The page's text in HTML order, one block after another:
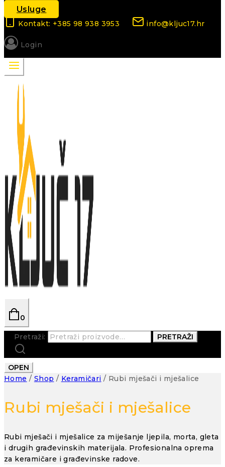
Usluge
Kontakt: +385 98 938 3953 info@kljuc17.hr
Login
0
Pretraži: PRETRAŽI
OPEN
Home / Shop / Keramičari / Rubi mješači i mješalice
Rubi mješači i mješalice
Rubi mješači i mješalice za miješanje ljepila, morta, gleta
i drugih građevinskih materijala. Profesionalna oprema
za keramičare i građevinske radove.